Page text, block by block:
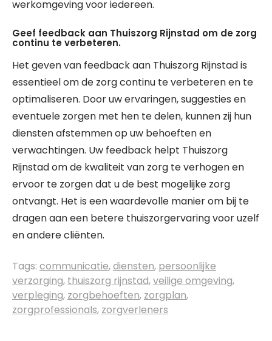
werkomgeving voor iedereen.
Geef feedback aan Thuiszorg Rijnstad om de zorg
continu te verbeteren.
Het geven van feedback aan Thuiszorg Rijnstad is
essentieel om de zorg continu te verbeteren en te
optimaliseren. Door uw ervaringen, suggesties en
eventuele zorgen met hen te delen, kunnen zij hun
diensten afstemmen op uw behoeften en
verwachtingen. Uw feedback helpt Thuiszorg
Rijnstad om de kwaliteit van zorg te verhogen en
ervoor te zorgen dat u de best mogelijke zorg
ontvangt. Het is een waardevolle manier om bij te
dragen aan een betere thuiszorgervaring voor uzelf
en andere cliënten.
Tags: communicatie,diensten, persoonlijke
verzorging, thuiszorg rijnstad,veilige omgeving,
verpleging, zorgbehoeften, zorgplan,
zorgprofessionals, zorgverleners